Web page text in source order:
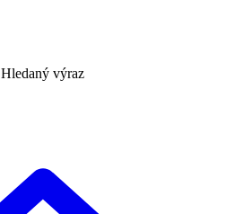
Hledaný výraz